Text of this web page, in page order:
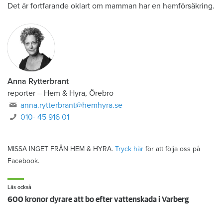
Det är fortfarande oklart om mamman har en hemförsäkring.
Anna Rytterbrant
reporter – Hem & Hyra, Örebro
anna.rytterbrant@hemhyra.se
010- 45 916 01
MISSA INGET FRÅN HEM & HYRA. Tryck här för att följa oss på
Facebook.
Läs också
600 kronor dyrare att bo efter vattenskada i Varberg